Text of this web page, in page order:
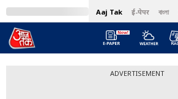
Aaj Tak ई-पेपर বাংলা
ADVERTISEMENT